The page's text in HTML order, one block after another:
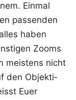
Ein­mal
pas­sen­den
haben
Zooms
meis­tens nicht
den Objek­ti­
Euer